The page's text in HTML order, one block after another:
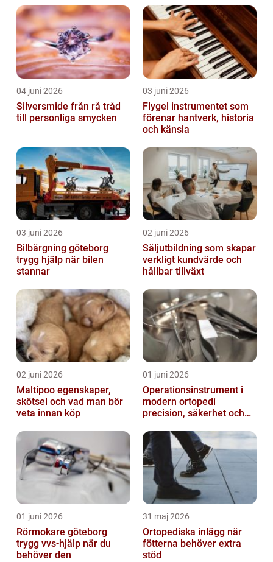
04 juni 2026
Silversmide från rå tråd
till personliga smycken
03 juni 2026
Flygel instrumentet som
förenar hantverk, historia
och känsla
03 juni 2026
Bilbärgning göteborg
trygg hjälp när bilen
stannar
02 juni 2026
Säljutbildning som skapar
verkligt kundvärde och
hållbar tillväxt
02 juni 2026
Maltipoo egenskaper,
skötsel och vad man bör
veta innan köp
01 juni 2026
Operationsinstrument i
modern ortopedi
precision, säkerhet och
01 juni 2026
Rörmokare göteborg
trygg vvs-hjälp när du
behöver den
31 maj 2026
Ortopediska inlägg när
fötterna behöver extra
stöd